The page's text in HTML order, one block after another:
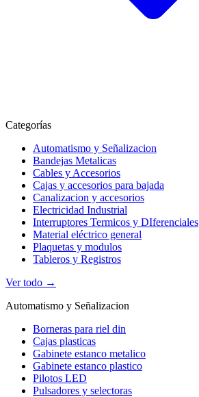
Categorías
Automatismo y Señalizacion
Bandejas Metalicas
Cables y Accesorios
Cajas y accesorios para bajada
Canalizacion y accesorios
Electricidad Industrial
Interruptores Termicos y DIferenciales
Material eléctrico general
Plaquetas y modulos
Tableros y Registros
Ver todo →
Automatismo y Señalizacion
Borneras para riel din
Cajas plasticas
Gabinete estanco metalico
Gabinete estanco plastico
Pilotos LED
Pulsadores y selectoras